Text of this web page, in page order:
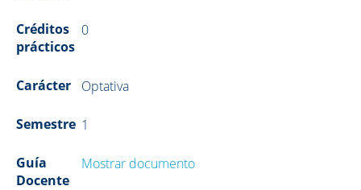
Créditos
prácticos
0
Carácter Optativa
Semestre 1
Guía
Docente
Mostrar documento